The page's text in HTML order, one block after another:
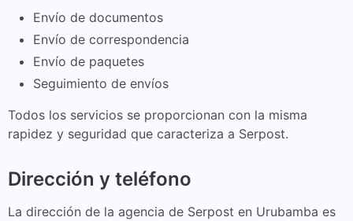
Envío de documentos
Envío de correspondencia
Envío de paquetes
Seguimiento de envíos
Todos los servicios se proporcionan con la misma
rapidez y seguridad que caracteriza a Serpost.
Dirección y teléfono
La dirección de la agencia de Serpost en Urubamba es